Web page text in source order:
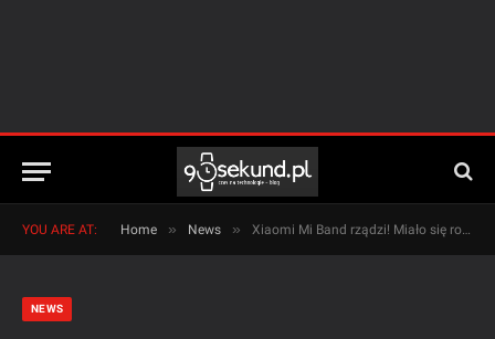
YOU ARE AT: Home » News » Xiaomi Mi Band rządzi! Miało się rozejść już 6 mln szt. tych opasek!
NEWS